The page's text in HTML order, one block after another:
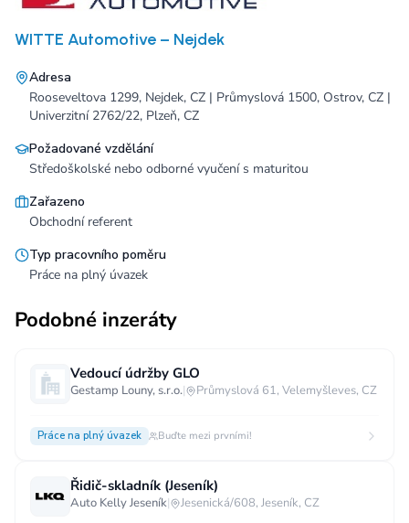
WITTE Automotive – Nejdek
Adresa
Rooseveltova 1299, Nejdek, CZ | Průmyslová 1500, Ostrov, CZ |
Univerzitní 2762/22, Plzeň, CZ
Požadované vzdělání
Středoškolské nebo odborné vyučení s maturitou
Zařazeno
Obchodní referent
Typ pracovního poměru
Práce na plný úvazek
Podobné inzeráty
Vedoucí údržby GLO
Gestamp Louny, s.r.o.| Průmyslová 61, Velemyšleves, CZ
Práce na plný úvazek Buďte mezi prvními!
Řidič-skladník (Jeseník)
Auto Kelly Jeseník| Jesenická/608, Jeseník, CZ